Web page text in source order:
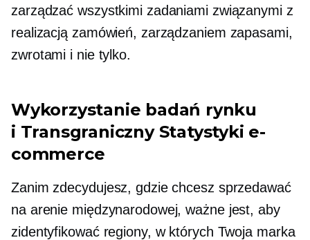
zarządzać wszystkimi zadaniami związanymi z
realizacją zamówień, zarządzaniem zapasami,
zwrotami i nie tylko.
Wykorzystanie badań rynku
i TransgranicznyStatystyki e-
commerce
Zanim zdecydujesz, gdzie chcesz sprzedawać
na arenie międzynarodowej, ważne jest, aby
zidentyfikować regiony, w których Twoja marka